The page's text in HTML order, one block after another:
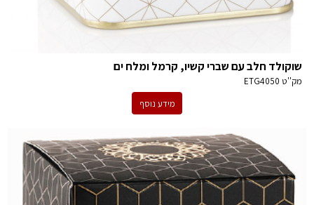
שוקולד חלב עם שברי קשיו, קרמל ומלח ים
מק''ט ETG4050
מידע נוסף